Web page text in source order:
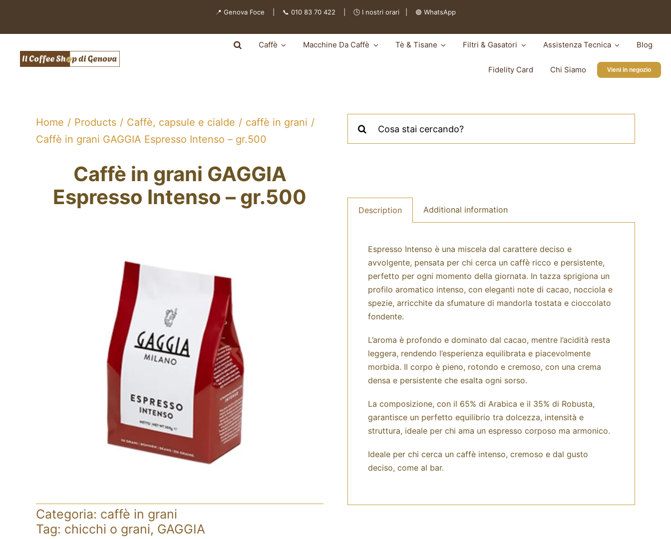
contenuto
📍 Genova Foce | 📞 010 83 70 422 | 🕒 I nostri orari 🟢 WhatsApp
Caffè Macchine Da Caffè Tè & Tisane Filtri & Gasatori Assistenza Tecnica Blog
Fidelity Card Chi Siamo Vieni in negozio
Home Products Caffè, capsule e cialde
caffè in grani
Caffè in grani GAGGIA Espresso Intenso – gr.500
per:
Caffè in grani GAGGIA
Espresso Intenso – gr.500
Categoria: caffè in grani
Tag: chicchi o grani, GAGGIA
Description Additional information
Espresso Intenso è una miscela dal carattere deciso e
avvolgente, pensata per chi cerca un caffè ricco e persistente,
perfetto per ogni momento della giornata. In tazza sprigiona un
profilo aromatico intenso, con eleganti note di cacao, nocciola e
spezie, arricchite da sfumature di mandorla tostata e cioccolato
fondente.
L’aroma è profondo e dominato dal cacao, mentre l’acidità resta
leggera, rendendo l’esperienza equilibrata e piacevolmente
morbida. Il corpo è pieno, rotondo e cremoso, con una crema
densa e persistente che esalta ogni sorso.
La composizione, con il 65% di Arabica e il 35% di Robusta,
garantisce un perfetto equilibrio tra dolcezza, intensità e
struttura, ideale per chi ama un espresso corposo ma armonico.
Ideale per chi cerca un caffè intenso, cremoso e dal gusto
deciso, come al bar.